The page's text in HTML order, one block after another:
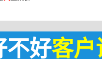
不好客户